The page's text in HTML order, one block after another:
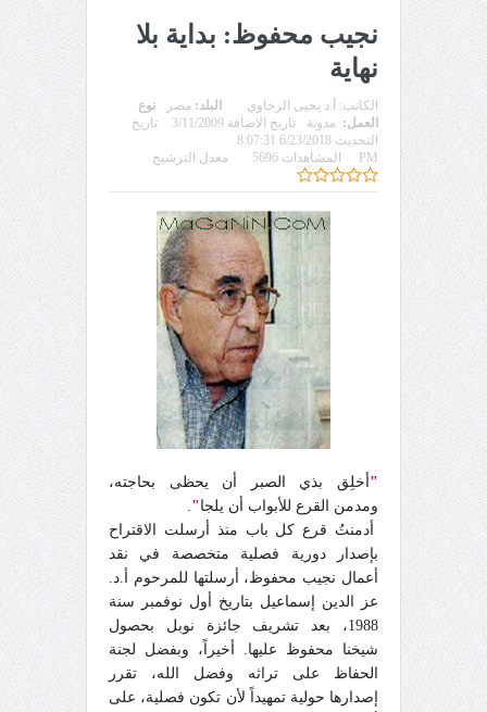
نجيب محفوظ: بداية بلا
نهاية
الكاتب: أ.د يحيى الرخاوي البلد: مصر
نوع
العمل: مدونة تاريخ الاضافة 3/11/2009
تاريخ
التحديث 6/23/2018 8:07:31
PM
المشاهدات 5696 معدل الترشيح
" أخلِق بذي الصبر أن يحظى بحاجته،
ومدمن القرع للأبواب أن يلجا"
.
أدمنتُ قرع كل باب منذ أرسلت الاقتراح
بإصدار دورية فصلية متخصصة في نقد
أعمال نجيب محفوظ، أرسلتها للمرحوم أ.د.
عز الدين إسماعيل بتاريخ أول نوفمبر سنة
1988، بعد تشريف جائزة نوبل بحصول
شيخنا محفوظ عليها. أخيراً، وبفضل لجنة
الحفاظ على تراثه وفضل الله، تقرر
إصدارها حولية تمهيداً لأن تكون فصلية، على